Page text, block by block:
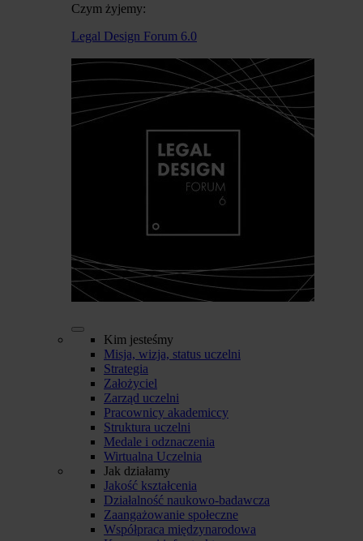
Czym żyjemy:
Legal Design Forum 6.0
Kim jesteśmy
Misja, wizja, status uczelni
Strategia
Założyciel
Zarząd uczelni
Pracownicy akademiccy
Struktura uczelni
Medale i odznaczenia
Wirtualna Uczelnia
Jak działamy
Jakość kształcenia
Działalność naukowo-badawcza
Zaangażowanie społeczne
Współpraca międzynarodowa